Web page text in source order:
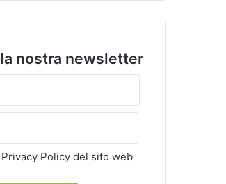
nostra newsletter
Privacy Policy del sito web